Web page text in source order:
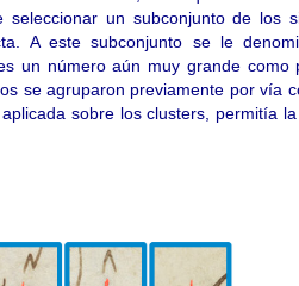
un subconjunto de los
A este subconjunto se le
un número aún muy grande como
se agruparon previamente por vía
sobre los clusters, permitía